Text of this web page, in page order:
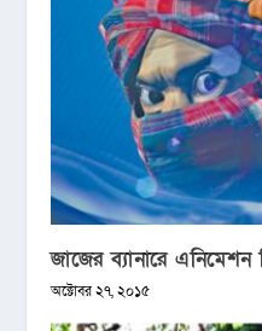
জাজের ব্যানারে এনিমেশন
অক্টোবর ২৭, ২০১৫